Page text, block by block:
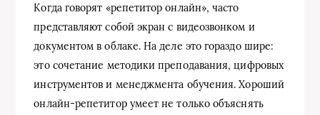
Когда говорят «репетитор онлайн», часто
представляют собой экран с видеозвонком и
документом в облаке. На деле это гораздо шире:
это сочетание методики преподавания, цифровых
инструментов и менеджмента обучения. Хороший
онлайн-репетитор умеет не только объяснять